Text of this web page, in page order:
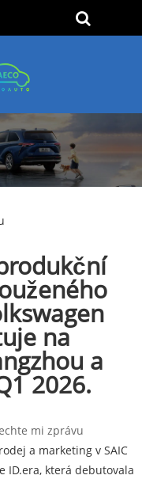
na
a
2026.
mi zprávu
a marketing v SAIC
ID.era, která debutovala